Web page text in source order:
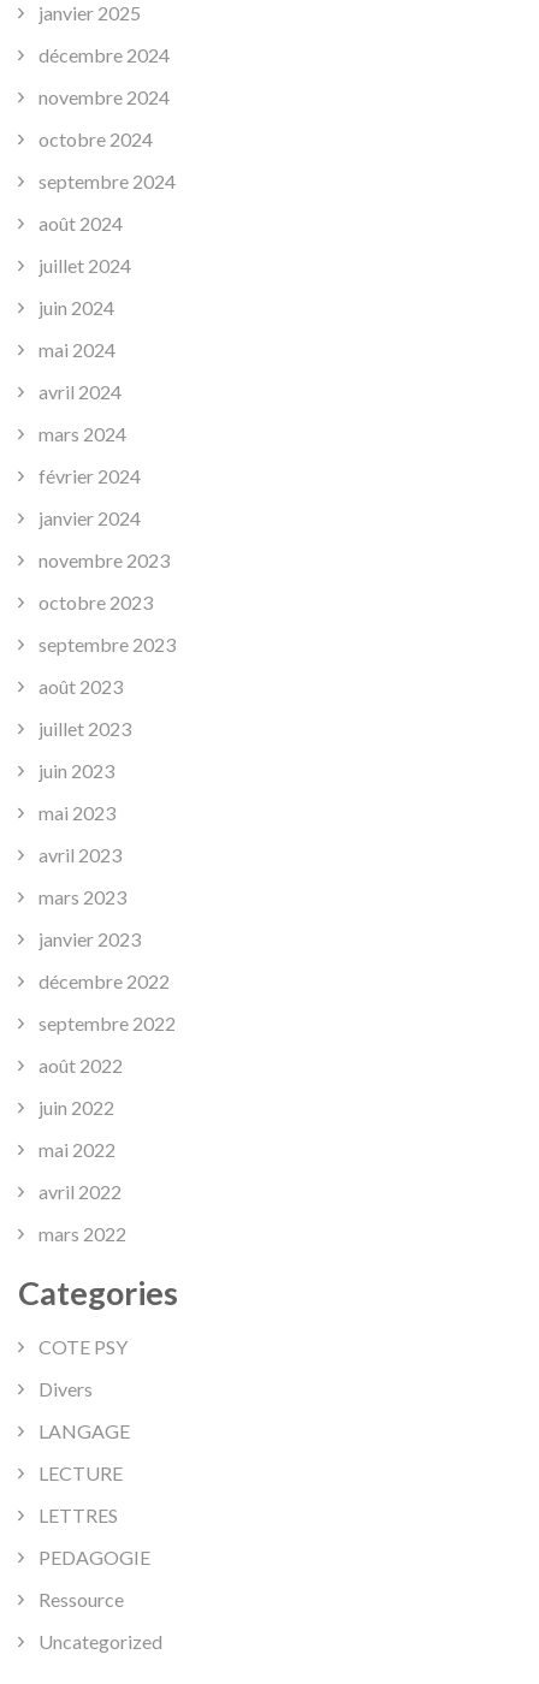
janvier 2025
décembre 2024
novembre 2024
octobre 2024
septembre 2024
août 2024
juillet 2024
juin 2024
mai 2024
avril 2024
mars 2024
février 2024
janvier 2024
novembre 2023
octobre 2023
septembre 2023
août 2023
juillet 2023
juin 2023
mai 2023
avril 2023
mars 2023
janvier 2023
décembre 2022
septembre 2022
août 2022
juin 2022
mai 2022
avril 2022
mars 2022
Categories
COTE PSY
Divers
LANGAGE
LECTURE
LETTRES
PEDAGOGIE
Ressource
Uncategorized